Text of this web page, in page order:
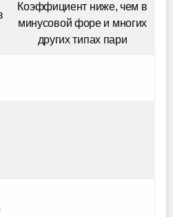
Коэффициент ниже, чем в
минусовой форе и многих
других типах пари